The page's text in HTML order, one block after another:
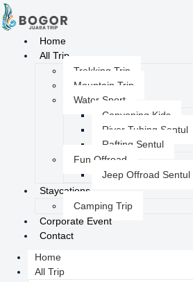
Home
All Trip
Trekking Trip
Mountain Trip
Water Sport
Canyoning Kids
River Tubing Sentul
Rafting Sentul
Fun Offroad
Jeep Offroad Sentul
Staycations
Camping Trip
Corporate Event
Contact
Home
All Trip